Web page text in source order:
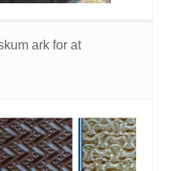
ark for at